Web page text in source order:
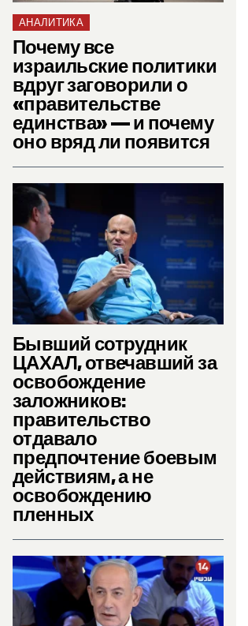
АНАЛИТИКА
Почему все
израильские политики
вдруг заговорили о
«правительстве
единства» — и почему
оно вряд ли появится
Бывший сотрудник
ЦАХАЛ, отвечавший за
освобождение
заложников:
правительство
отдавало
предпочтение боевым
действиям, а не
освобождению
пленных